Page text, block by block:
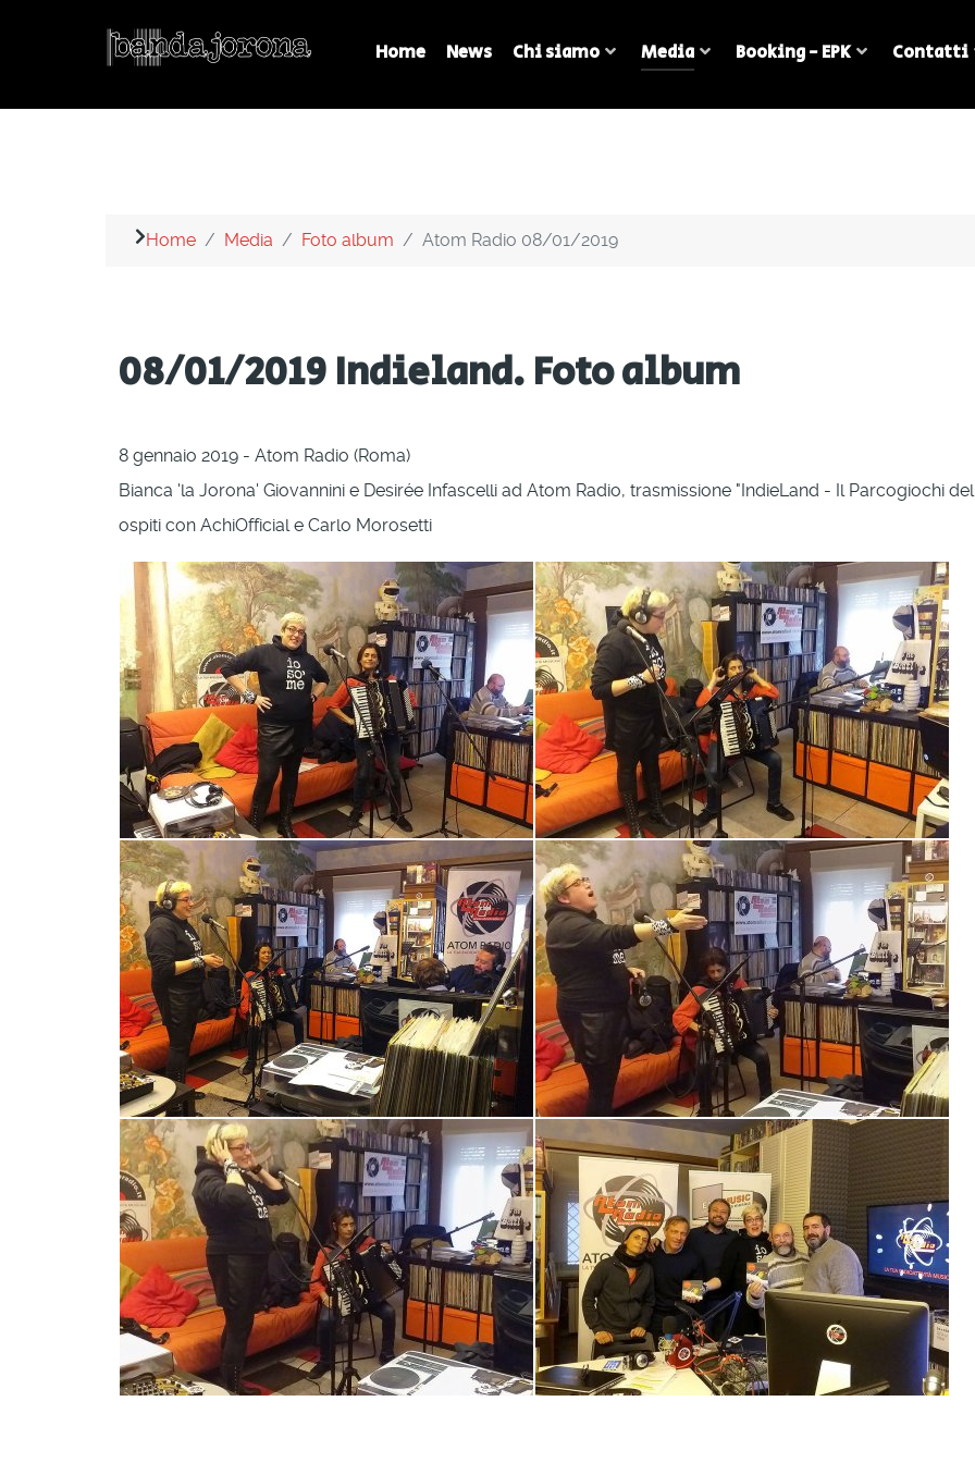
Home News Chi siamo Media Booking - EPK Contatti
Home Media Foto album Atom Radio 08/01/2019
08/01/2019 Indieland. Foto album
8 gennaio 2019 - Atom Radio (Roma)
Bianca 'la Jorona' Giovannini e Desirée Infascelli ad Atom Radio, trasmissione "IndieLand - Il Parcogiochi
ospiti con AchiOfficial e Carlo Morosetti